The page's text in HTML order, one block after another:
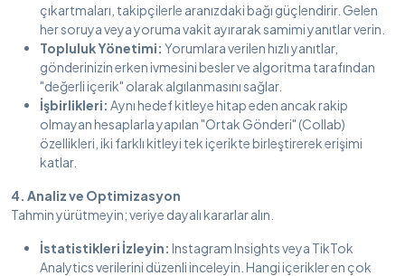
çıkartmaları, takipçilerle aranızdaki bağı güçlendirir. Gelen
her soruya veya yoruma vakit ayırarak samimi yanıtlar verin.
Topluluk Yönetimi: Yorumlara verilen hızlı yanıtlar,
gönderinizin erken ivmesini besler ve algoritma tarafından
"değerli içerik" olarak algılanmasını sağlar.
İşbirlikleri: Aynı hedef kitleye hitap eden ancak rakip
olmayan hesaplarla yapılan "Ortak Gönderi" (Collab)
özellikleri, iki farklı kitleyi tek içerikte birleştirerek erişimi
katlar.
4. Analiz ve Optimizasyon
Tahmin yürütmeyin; veriye dayalı kararlar alın.
İstatistikleri İzleyin: Instagram Insights veya TikTok
Analytics verilerini düzenli inceleyin. Hangi içerikler en çok